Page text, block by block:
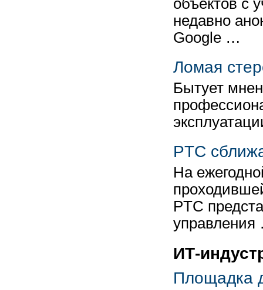
объектов с
недавно
Google …
Ломая
Бытует
PTC
На
PTC
ИТ-
Площадка